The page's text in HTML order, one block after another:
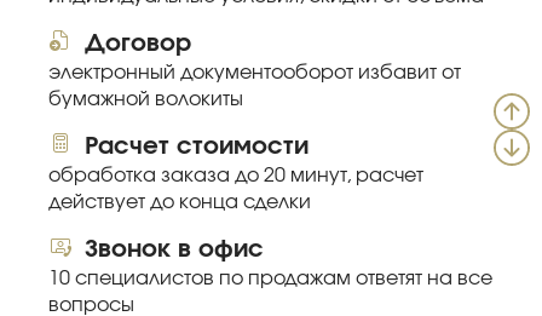
Договор
электронный документооборот избавит от
бумажной волокиты
Расчет стоимости
обработка заказа до 20 минут, расчет
действует до конца сделки
Звонок в офис
10 специалистов по продажам ответят на все
вопросы